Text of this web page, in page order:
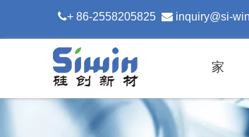
+ 86-2558205825  inquiry@si-
家